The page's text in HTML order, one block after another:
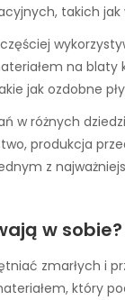
takich jak
na blaty
jak ozdobne
w różnych
produkcja
z
w sobie?
zmarłych i
który